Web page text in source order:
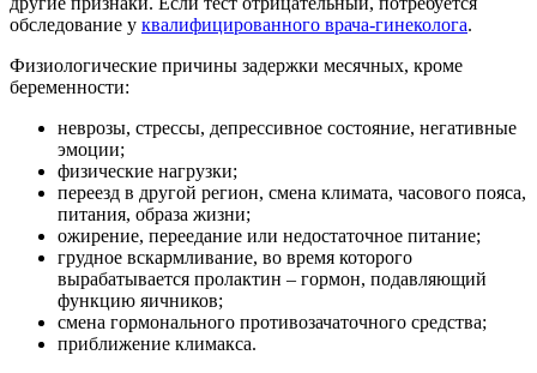
обследование у квалифицированного врача-гинеколога.
Физиологические причины задержки месячных, кроме
беременности:
неврозы, стрессы, депрессивное состояние, негативные
эмоции;
физические нагрузки;
переезд в другой регион, смена климата, часового пояса,
питания, образа жизни;
ожирение, переедание или недостаточное питание;
грудное вскармливание, во время которого
вырабатывается пролактин – гормон, подавляющий
функцию яичников;
смена гормонального противозачаточного средства;
приближение климакса.